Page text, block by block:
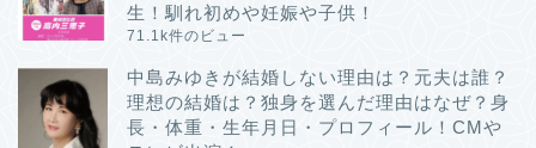
生！馴れ初めや妊娠や子供！
71.1k件のビュー
中島みゆきが結婚しない理由は？元夫は誰？
理想の結婚は？独身を選んだ理由はなぜ？身
長・体重・生年月日・プロフィール！CMや